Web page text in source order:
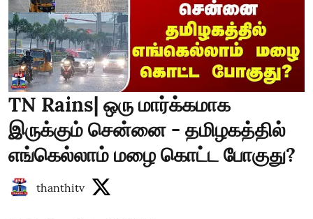
TN Rains| ஒரு மார்க்கமாக
இருக்கும் சென்னை - தமிழகத்தில்
எங்கெல்லாம் மழை கொட்ட போகுது?
thanthitv